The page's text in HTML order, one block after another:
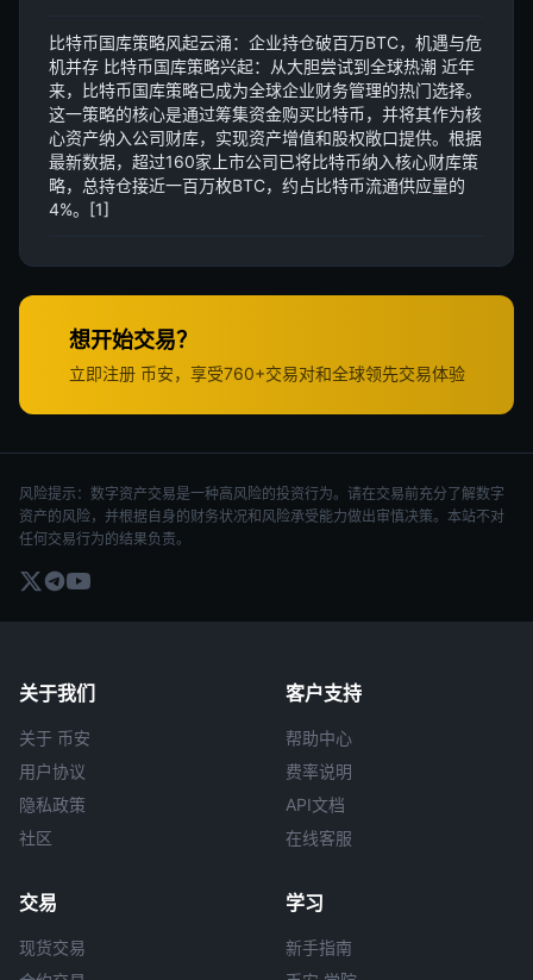
比特币国库策略风起云涌：企业持仓破百万BTC，机遇与危
机并存 比特币国库策略兴起：从大胆尝试到全球热潮 近年
来，比特币国库策略已成为全球企业财务管理的热门选择。
这一策略的核心是通过筹集资金购买比特币，并将其作为核
心资产纳入公司财库，实现资产增值和股权敞口提供。根据
最新数据，超过160家上市公司已将比特币纳入核心财库策
略，总持仓接近一百万枚BTC，约占比特币流通供应量的
4%。[1]
想开始交易？
立即注册 币安，享受760+交易对和全球领先交易体验
风险提示：数字资产交易是一种高风险的投资行为。请在交易前充分了解数字
资产的风险，并根据自身的财务状况和风险承受能力做出审慎决策。本站不对
任何交易行为的结果负责。
关于我们
关于 币安
用户协议
隐私政策
社区
客户支持
帮助中心
费率说明
API文档
在线客服
交易
现货交易
学习
新手指南